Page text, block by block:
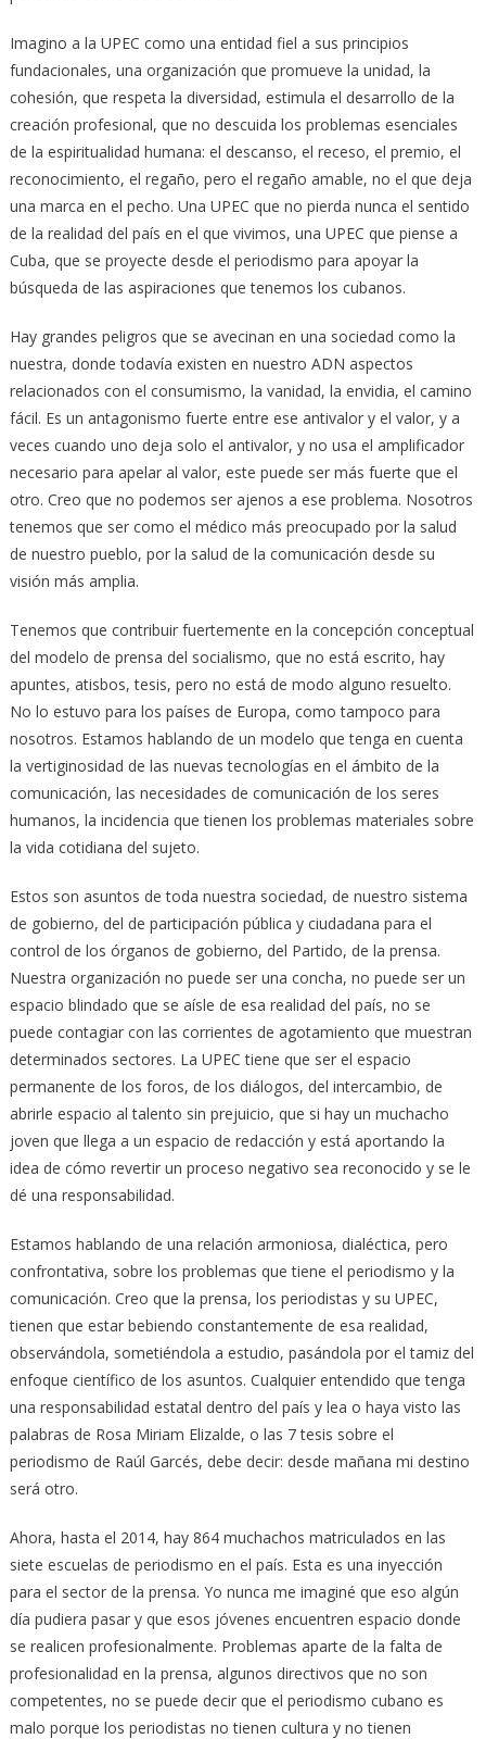
Imagino a la UPEC como una entidad fiel a sus principios
fundacionales, una organización que promueve la unidad, la
cohesión, que respeta la diversidad, estimula el desarrollo de la
creación profesional, que no descuida los problemas esenciales
de la espiritualidad humana: el descanso, el receso, el premio, el
reconocimiento, el regaño, pero el regaño amable, no el que deja
una marca en el pecho. Una UPEC que no pierda nunca el sentido
de la realidad del país en el que vivimos, una UPEC que piense a
Cuba, que se proyecte desde el periodismo para apoyar la
búsqueda de las aspiraciones que tenemos los cubanos.
Hay grandes peligros que se avecinan en una sociedad como la
nuestra, donde todavía existen en nuestro ADN aspectos
relacionados con el consumismo, la vanidad, la envidia, el camino
fácil. Es un antagonismo fuerte entre ese antivalor y el valor, y a
veces cuando uno deja solo el antivalor, y no usa el amplificador
necesario para apelar al valor, este puede ser más fuerte que el
otro. Creo que no podemos ser ajenos a ese problema. Nosotros
tenemos que ser como el médico más preocupado por la salud
de nuestro pueblo, por la salud de la comunicación desde su
visión más amplia.
Tenemos que contribuir fuertemente en la concepción conceptual
del modelo de prensa del socialismo, que no está escrito, hay
apuntes, atisbos, tesis, pero no está de modo alguno resuelto.
No lo estuvo para los países de Europa, como tampoco para
nosotros. Estamos hablando de un modelo que tenga en cuenta
la vertiginosidad de las nuevas tecnologías en el ámbito de la
comunicación, las necesidades de comunicación de los seres
humanos, la incidencia que tienen los problemas materiales sobre
la vida cotidiana del sujeto.
Estos son asuntos de toda nuestra sociedad, de nuestro sistema
de gobierno, del de participación pública y ciudadana para el
control de los órganos de gobierno, del Partido, de la prensa.
Nuestra organización no puede ser una concha, no puede ser un
espacio blindado que se aísle de esa realidad del país, no se
puede contagiar con las corrientes de agotamiento que muestran
determinados sectores. La UPEC tiene que ser el espacio
permanente de los foros, de los diálogos, del intercambio, de
abrirle espacio al talento sin prejuicio, que si hay un muchacho
joven que llega a un espacio de redacción y está aportando la
idea de cómo revertir un proceso negativo sea reconocido y se le
dé una responsabilidad.
Estamos hablando de una relación armoniosa, dialéctica, pero
confrontativa, sobre los problemas que tiene el periodismo y la
comunicación. Creo que la prensa, los periodistas y su UPEC,
tienen que estar bebiendo constantemente de esa realidad,
observándola, sometiéndola a estudio, pasándola por el tamiz del
enfoque científico de los asuntos. Cualquier entendido que tenga
una responsabilidad estatal dentro del país y lea o haya visto las
palabras de Rosa Miriam Elizalde, o las 7 tesis sobre el
periodismo de Raúl Garcés, debe decir: desde mañana mi destino
será otro.
Ahora, hasta el 2014, hay 864 muchachos matriculados en las
siete escuelas de periodismo en el país. Esta es una inyección
para el sector de la prensa. Yo nunca me imaginé que eso algún
día pudiera pasar y que esos jóvenes encuentren espacio donde
se realicen profesionalmente. Problemas aparte de la falta de
profesionalidad en la prensa, algunos directivos que no son
competentes, no se puede decir que el periodismo cubano es
malo porque los periodistas no tienen cultura y no tienen